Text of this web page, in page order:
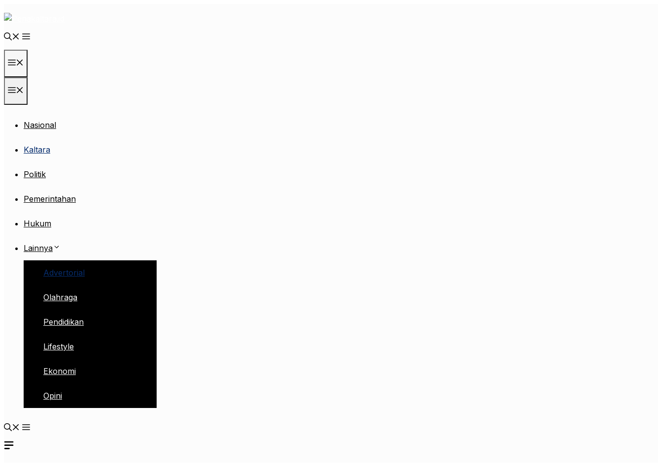
ke
isi
Nasional
Kaltara
Politik
Pemerintahan
Hukum
Lainnya
Advertorial
Olahraga
Pendidikan
Lifestyle
Ekonomi
Opini